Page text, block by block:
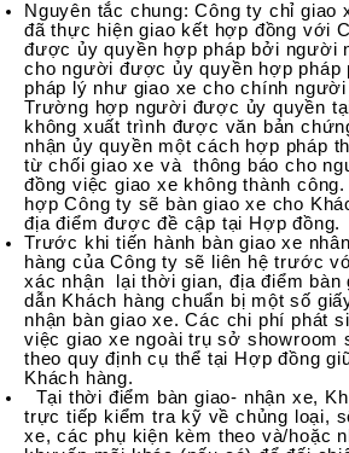
Nguyên tắc chung: Công ty chỉ giao
đã thực hiện giao kết hợp đồng với
được ủy quyền hợp pháp bởi người
cho người được ủy quyền hợp pháp
pháp lý như giao xe cho chính
Trường hợp người được ủy quyền
không xuất trình được văn bản
nhận ủy quyền một cách hợp pháp
từ chối giao xe và thông báo cho
đồng việc giao xe không thành
hợp Công ty sẽ bàn giao xe cho
địa điểm được đề cập tại Hợp đồng.
Trước khi tiến hành bàn giao xe
hàng của Công ty sẽ liên hệ trước
xác nhận lại thời gian, địa điểm bàn
dẫn Khách hàng chuẩn bị một số
nhận bàn giao xe. Các chi phí phát
việc giao xe ngoài trụ sở showroom
theo quy định cụ thể tại Hợp đồng
Khách hàng.
Tại thời điểm bàn giao- nhận xe,
trực tiếp kiểm tra kỹ về chủng loại,
xe, các phụ kiện kèm theo và/hoặc